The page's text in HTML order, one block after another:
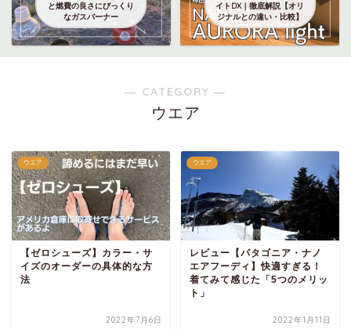
と燃費の良さにびっくり
なガスバーナー
イトDX｜徹底解説【オリ
ジナルとの違い・比較】
― CATEGORY ―
ウエア
ウエア
【ゼロシューズ】カラー・サ
イズのオーダーの具体的な方
法
2022年7月6日
ウエア
レビュー【パタゴニア・ナノ
エアフーディ】快適すぎる！
着てみて感じた「5つのメリッ
ト」
2022年1月11日